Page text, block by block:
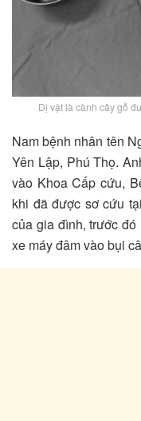
Dị vật là cành cây gỗ
Nam bệnh nhân tên
Yên Lập, Phú Thọ.
vào Khoa Cấp cứu,
khi đã được sơ cứu
của gia đình, trước
xe máy đâm vào bụi